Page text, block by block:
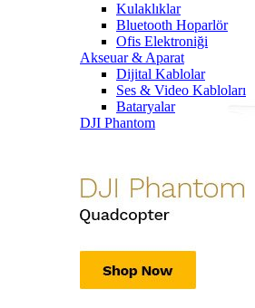
Kulaklıklar
Bluetooth Hoparlör
Ofis Elektroniği
Akseuar & Aparat
Dijital Kablolar
Ses & Video Kabloları
Bataryalar
DJI Phantom